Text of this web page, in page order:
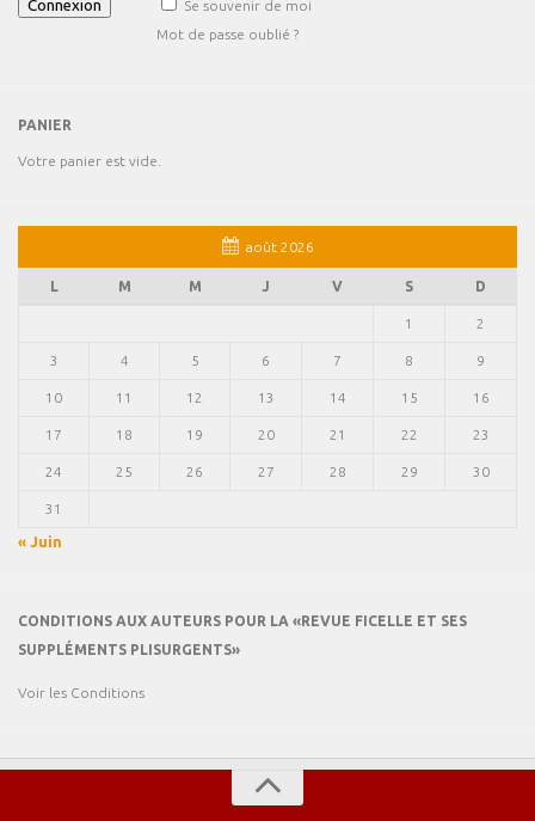
Se souvenir de moi
Mot de passe oublié ?
PANIER
Votre panier est vide.
août 2026
L M M J V S D
1 2
3 4 5 6 7 8 9
10 11 12 13 14 15 16
17 18 19 20 21 22 23
24 25 26 27 28 29 30
31
« Juin
CONDITIONS AUX AUTEURS POUR LA «REVUE FICELLE ET SES
SUPPLÉMENTS PLISURGENTS»
Voir les Conditions